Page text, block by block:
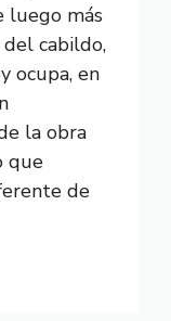
luego más
cabildo,
ocupa, en
la obra
que
de